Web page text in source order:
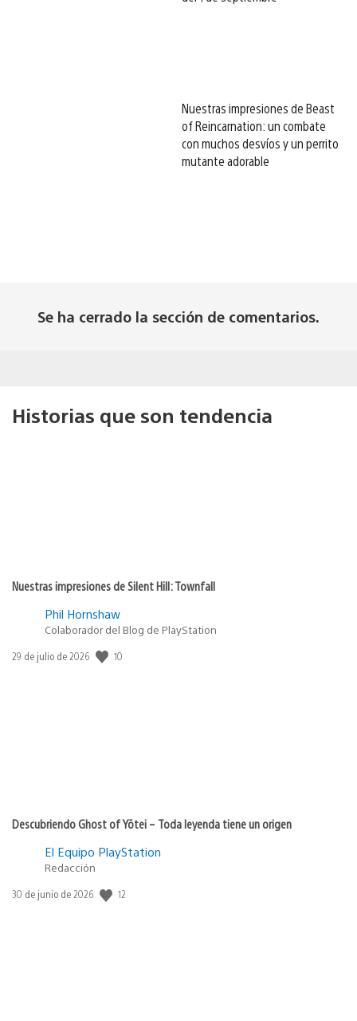
Nuestras impresiones de Beast
of Reincarnation: un combate
con muchos desvíos y un perrito
mutante adorable
Se ha cerrado la sección de comentarios.
Historias que son tendencia
Nuestras impresiones de Silent Hill: Townfall
Phil Hornshaw
Colaborador del Blog de PlayStation
Fecha
29 de julio de 2026 10
Descubriendo Ghost of Yōtei – Toda leyenda tiene un origen
El Equipo PlayStation
Redacción
Fecha
30 de junio de 2026 12